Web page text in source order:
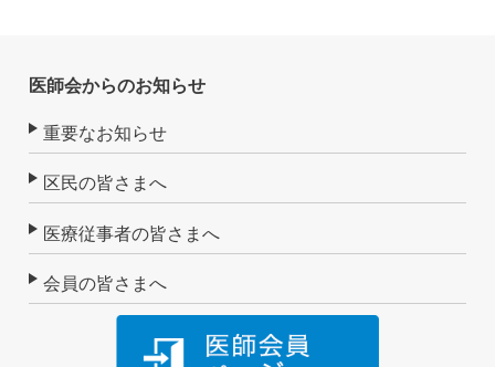
医師会からのお知らせ
重要なお知らせ
区民の皆さまへ
医療従事者の皆さまへ
会員の皆さまへ